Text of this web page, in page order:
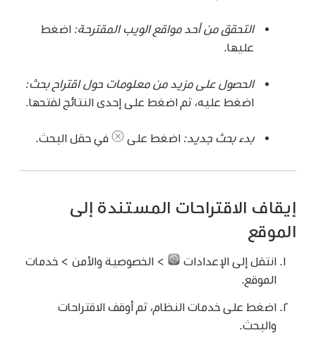
التحقق من أحد مواقع الويب المقترحة: اضغط
عليها.
الحصول على مزيد من معلومات حول اقتراح بحث:
اضغط عليه، ثم اضغط على إحدى النتائج لفتحها.
بدء بحث جديد: اضغط على في حقل البحث.
إيقاف الاقتراحات المستندة إلى
الموقع
انتقل إلى الإعدادات
> الخصوصية والأمن > خدمات
الموقع.
اضغط على خدمات النظام، ثم أوقف الاقتراحات
والبحث.